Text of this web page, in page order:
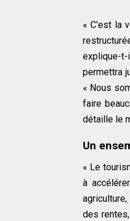
« C'est la
explique-
permettra
« Nous
faire
détaille le
Un
« Le
à
des